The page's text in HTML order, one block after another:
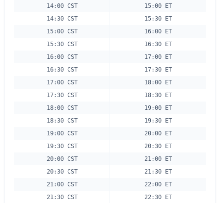
14:00 CST
15:00 ET
14:30 CST
15:30 ET
15:00 CST
16:00 ET
15:30 CST
16:30 ET
16:00 CST
17:00 ET
16:30 CST
17:30 ET
17:00 CST
18:00 ET
17:30 CST
18:30 ET
18:00 CST
19:00 ET
18:30 CST
19:30 ET
19:00 CST
20:00 ET
19:30 CST
20:30 ET
20:00 CST
21:00 ET
20:30 CST
21:30 ET
21:00 CST
22:00 ET
21:30 CST
22:30 ET